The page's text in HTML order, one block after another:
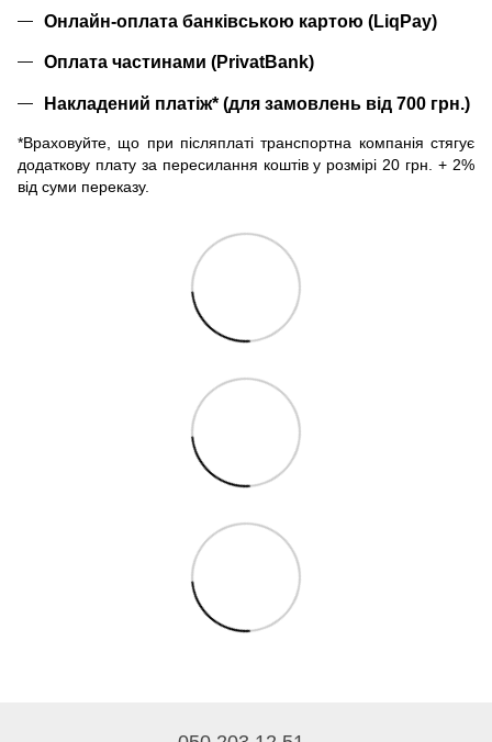
Онлайн-оплата банківською картою (LiqPay)
Оплата частинами (PrivatBank)
Накладений платіж* (для замовлень від 700 грн.)
*Враховуйте, що при післяплаті транспортна компанія стягує
додаткову плату за пересилання коштів у розмірі 20 грн. + 2%
від суми переказу.